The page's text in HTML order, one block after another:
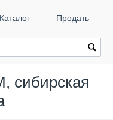
Каталог Продать
сибирская